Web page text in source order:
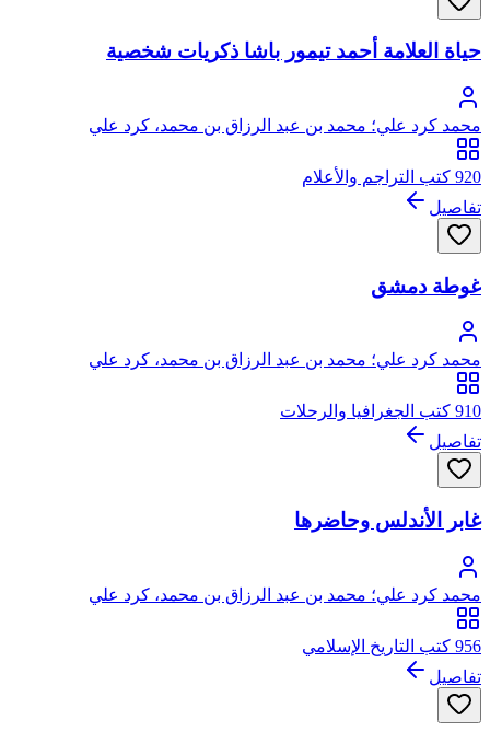
حياة العلامة أحمد تيمور باشا ذكريات شخصية
محمد كرد علي؛ محمد بن عبد الرزاق بن محمد، كرد علي
920 كتب التراجم والأعلام
تفاصيل
غوطة دمشق
محمد كرد علي؛ محمد بن عبد الرزاق بن محمد، كرد علي
910 كتب الجغرافيا والرحلات
تفاصيل
غابر الأندلس وحاضرها
محمد كرد علي؛ محمد بن عبد الرزاق بن محمد، كرد علي
956 كتب التاريخ الإسلامي
تفاصيل